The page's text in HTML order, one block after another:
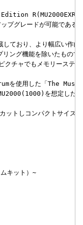
R(MU2000EXR)が
ップグレードが可能であ
ており、より幅広い作
ング機能を除いたもので
チャでもメモリーステ
を使用した「The
を想定した
トしコンパクトサイズ
キット）~